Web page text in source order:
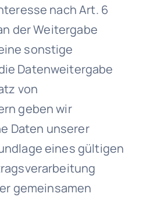
nach Art. 6
der Weitergabe
sonstige
Datenweitergabe
von
geben wir
Daten unserer
eines gültigen
gemeinsamen